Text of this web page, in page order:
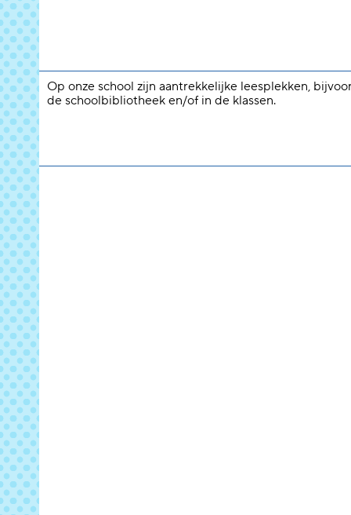
Op onze school zijn aantrekkelijke leesplekken,
de schoolbibliotheek en/of in de klassen.